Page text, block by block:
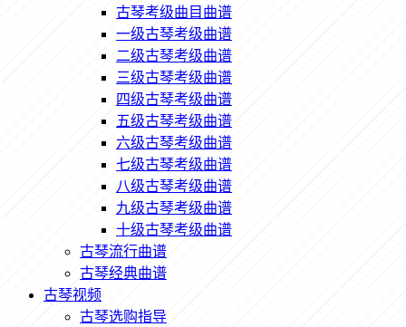
古琴考级曲目曲谱
一级古琴考级曲谱
二级古琴考级曲谱
三级古琴考级曲谱
四级古琴考级曲谱
五级古琴考级曲谱
六级古琴考级曲谱
七级古琴考级曲谱
八级古琴考级曲谱
九级古琴考级曲谱
十级古琴考级曲谱
古琴流行曲谱
古琴经典曲谱
古琴视频
古琴选购指导